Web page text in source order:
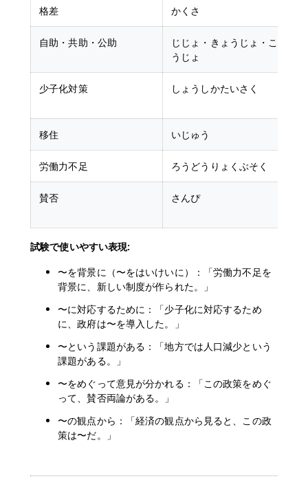
格差 かくさ
自助・共助・公助
じじょ・きょうじょ・こ
うじょ
少子化対策 しょうしかたいさく
移住 いじゅう
労働力不足 ろうどうりょくぶそく
賛否 さんぴ
試験で使いやすい表現:
〜を背景に（〜をはいけいに）：「労働力不足を
背景に、新しい制度が作られた。」
〜に対応するために：「少子化に対応するため
に、政府は〜を導入した。」
〜という課題がある：「地方では人口減少という
課題がある。」
〜をめぐって意見が分かれる：「この政策をめぐ
って、賛否両論がある。」
〜の観点から：「経済の観点から見ると、この政
策は〜だ。」